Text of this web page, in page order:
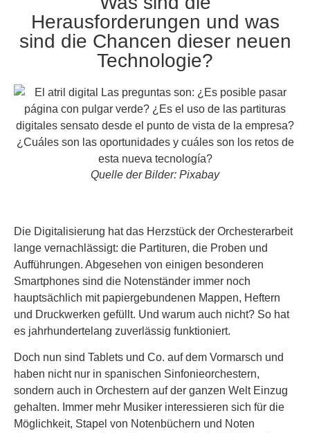
Herausforderungen und was
sind die Chancen dieser neuen
Technologie?
Quelle der Bilder: Pixabay
Die Digitalisierung hat das Herzstück der Orchesterarbeit
lange vernachlässigt: die Partituren, die Proben und
Aufführungen. Abgesehen von einigen besonderen
Smartphones sind die Notenständer immer noch
hauptsächlich mit papiergebundenen Mappen, Heftern
und Druckwerken gefüllt. Und warum auch nicht? So hat
es jahrhundertelang zuverlässig funktioniert.
Doch nun sind Tablets und Co. auf dem Vormarsch und
haben nicht nur in spanischen Sinfonieorchestern,
sondern auch in Orchestern auf der ganzen Welt Einzug
gehalten. Immer mehr Musiker interessieren sich für die
Möglichkeit, Stapel von Notenbüchern und Noten